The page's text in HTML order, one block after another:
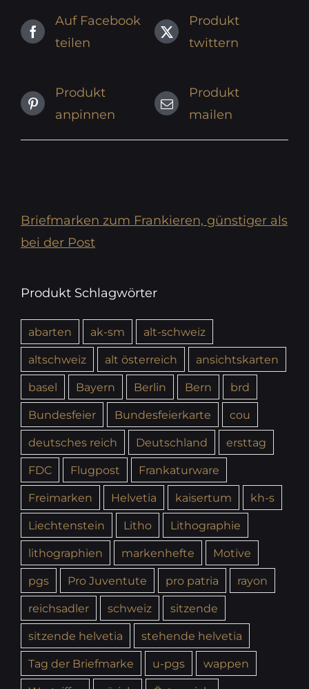
Auf Facebook
teilen
Produkt
twittern
Produkt
anpinnen
Produkt
mailen
Briefmarken zum Frankieren, günstiger als
bei der Post
Produkt Schlagwörter
abarten ak-sm
alt-schweiz
altschweiz
alt österreich
ansichtskarten
basel
Bayern Berlin Bern
brd
Bundesfeier
Bundesfeierkarte
cou
deutsches reich
Deutschland
ersttag
FDC
Flugpost
Frankaturware
Freimarken
Helvetia kaisertum
kh-s
Liechtenstein
Litho
Lithographie
lithographien
markenhefte
Motive
pgs
Pro Juventute pro patria
rayon
reichsadler
schweiz
sitzende
sitzende helvetia
stehende helvetia
Tag der Briefmarke
u-pgs
wappen